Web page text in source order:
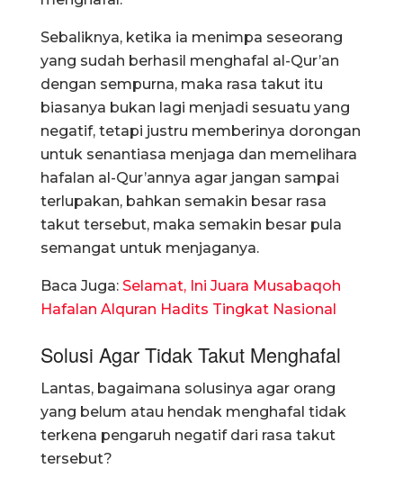
Sebaliknya, ketika ia menimpa seseorang
yang sudah berhasil menghafal al-Qur’an
dengan sempurna, maka rasa takut itu
biasanya bukan lagi menjadi sesuatu yang
negatif, tetapi justru memberinya dorongan
untuk senantiasa menjaga dan memelihara
hafalan al-Qur’annya agar jangan sampai
terlupakan, bahkan semakin besar rasa
takut tersebut, maka semakin besar pula
semangat untuk menjaganya.
Baca Juga: Selamat, Ini Juara Musabaqoh
Hafalan Alquran Hadits Tingkat Nasional
Solusi Agar Tidak Takut Menghafal
Lantas, bagaimana solusinya agar orang
yang belum atau hendak menghafal tidak
terkena pengaruh negatif dari rasa takut
tersebut?